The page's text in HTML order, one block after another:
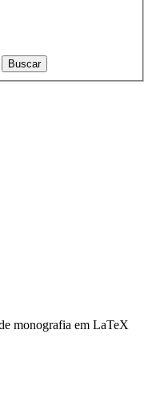
Buscar
monografia em LaTeX